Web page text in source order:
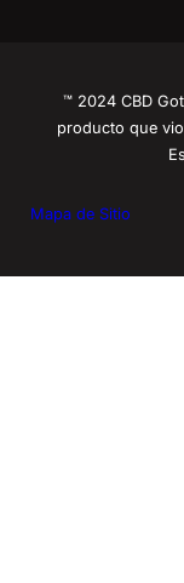
™ 2024 CBD
producto que
Mapa de Sitio